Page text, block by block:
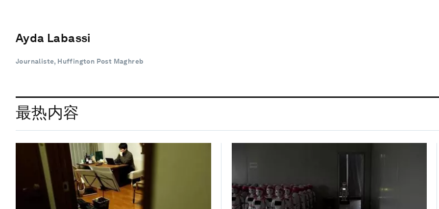
Ayda Labassi
Journaliste, Huffington Post Maghreb
最热内容